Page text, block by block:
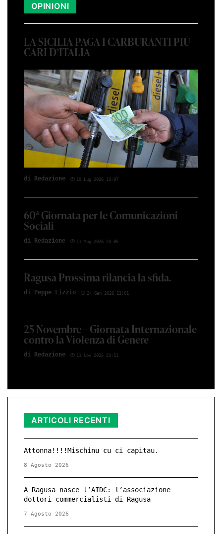
OPINIONI
LA SICILIA PAGA I CARBURANTI PIÙ
CARI D’ITALIA
di Redazione 19 Lug 2026 13:07
60ª Giornata per le Comunicazioni
Sociali
di Redazione 11 Mag 2026 23:05
Ragusa Prossima rilancia la sfida.
di Peppe Lizzio 24 Gen 2026 11:01
25 Novembre – Giornata Internazionale
contro la Violenza di Genere
di Redazione 11 Nov 2025 23:11
ARTICOLI RECENTI
Attonna!!!!Mischinu cu ci capitau.
8 Agosto 2026
A Ragusa nasce l’AIDC: l’associazione
dottori commercialisti di Ragusa
7 Agosto 2026